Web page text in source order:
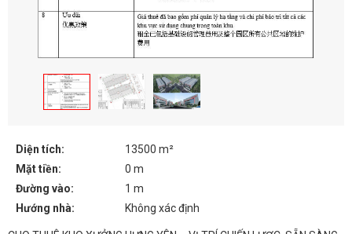
Diện tích:
13500 m²
Mặt tiền:
0 m
Đường vào:
1 m
Hướng nhà:
Không xác định